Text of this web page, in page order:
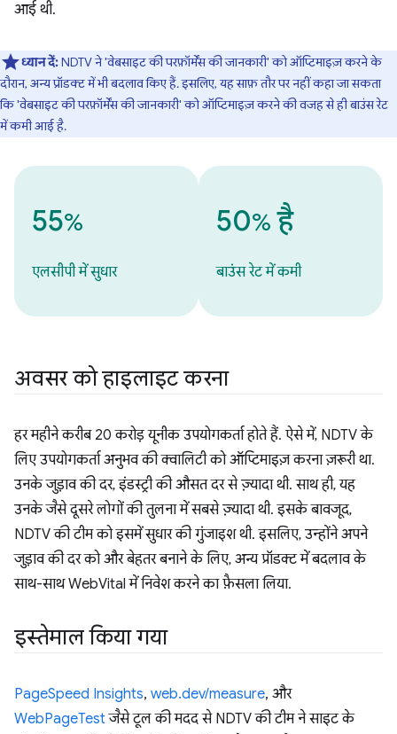
आई थी.
ध्यान दें:NDTV ने 'वेबसाइट की परफ़ॉर्मेंस की जानकारी' को ऑप्टिमाइज़ करने के
दौरान, अन्य प्रॉडक्ट में भी बदलाव किए हैं. इसलिए, यह साफ़ तौर पर नहीं कहा जा सकता
कि 'वेबसाइट की परफ़ॉर्मेंस की जानकारी' को ऑप्टिमाइज़ करने की वजह से ही बाउंस रेट
में कमी आई है.
55%
एलसीपी में सुधार
50% है
बाउंस रेट में कमी
अवसर को हाइलाइट करना
हर महीने करीब 20 करोड़ यूनीक उपयोगकर्ता होते हैं. ऐसे में, NDTV के
लिए उपयोगकर्ता अनुभव की क्वालिटी को ऑप्टिमाइज़ करना ज़रूरी था.
उनके जुड़ाव की दर, इंडस्ट्री की औसत दर से ज़्यादा थी. साथ ही, यह
उनके जैसे दूसरे लोगों की तुलना में सबसे ज़्यादा थी. इसके बावजूद,
NDTV की टीम को इसमें सुधार की गुंजाइश थी. इसलिए, उन्होंने अपने
जुड़ाव की दर को और बेहतर बनाने के लिए, अन्य प्रॉडक्ट में बदलाव के
साथ-साथ WebVital में निवेश करने का फ़ैसला लिया.
इस्तेमाल किया गया
PageSpeed Insights, web.dev/measure, और
WebPageTestजैसे टूल की मदद से NDTV की टीम ने साइट के